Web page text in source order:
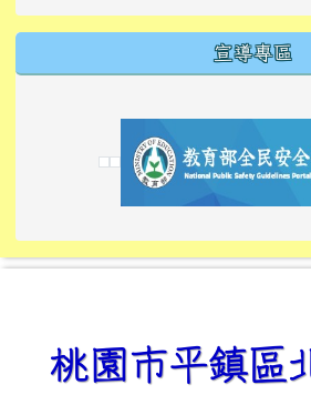
宣導專區
link to
link to
link to
link to
link to
link to
link to
link to
link to
link to
link to
桃園市平鎮區